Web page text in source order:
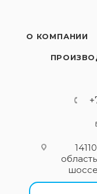
О КОМПАНИИ